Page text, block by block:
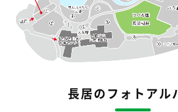
長居のフォトアル